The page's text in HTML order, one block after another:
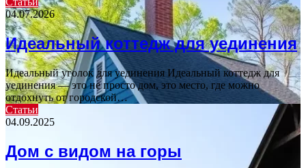
04.07.2026
Идеальный коттедж для уединения
Идеальный уголок для уединения Идеальный коттедж для
уединения — это не просто дом, это место, где можно
отдохнуть от городской…
Статьи
04.09.2025
Дом с видом на горы